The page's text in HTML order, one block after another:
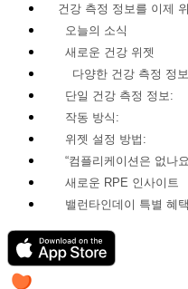
건강 측정 정보를 이제
오늘의 소식
새로운 건강 위젯
다양한 건강 측정 정보
단일 건강 측정 정보:
작동 방식:
위젯 설정 방법:
“컴플리케이션은 없나
새로운 RPE 인사이트
밸런타인데이 특별 혜